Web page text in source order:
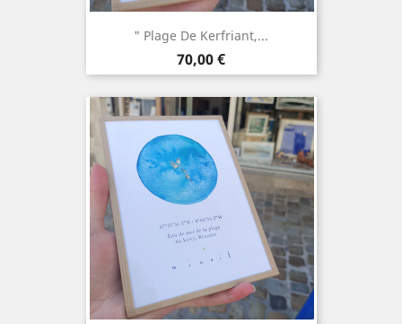
" Plage De Kerfriant,...
Prix
70,00 €